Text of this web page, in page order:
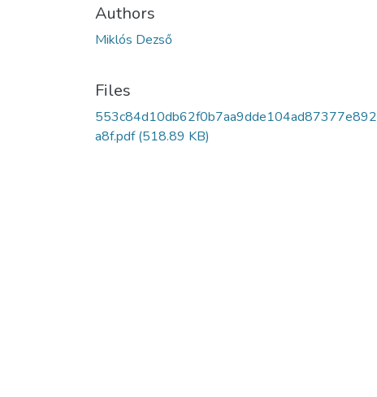
Authors
Miklós Dezső
Files
553c84d10db62f0b7aa9dde104ad87377e892
a8f.pdf(518.89 KB)